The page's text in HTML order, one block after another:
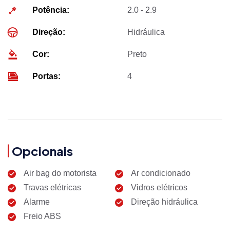
Potência: 2.0 - 2.9
Direção: Hidráulica
Cor: Preto
Portas: 4
Opcionais
Air bag do motorista
Ar condicionado
Travas elétricas
Vidros elétricos
Alarme
Direção hidráulica
Freio ABS